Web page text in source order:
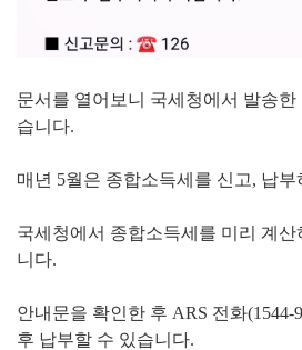
문서를 열어보니 국세청에서 발송
습니다.
매년 5월은 종합소득세를 신고, 납부
국세청에서 종합소득세를 미리 계
니다.
안내문을 확인한 후 ARS 전화(1544-
후 납부할 수 있습니다.